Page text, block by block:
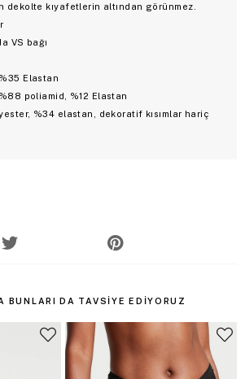
dekolte kıyafetlerin altından görünmez.
VS bağı
Elastan
poliamid, %12 Elastan
%34 elastan, dekoratif kısımlar hariç
BUNLARI DA TAVSIYE EDIYORUZ